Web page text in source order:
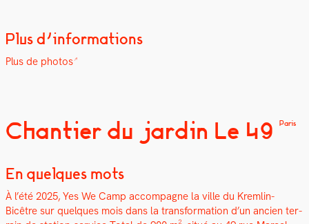
Plus d’informations
Plus de pho­tos
Chantier du jardin Le 49 Paris
En quelques mots
À l’été 2025, Yes We Camp accom­pa­gne la ville du Krem­lin-
Bicêtre sur quelques mois dans la trans­for­ma­tion d’un ancien ter­